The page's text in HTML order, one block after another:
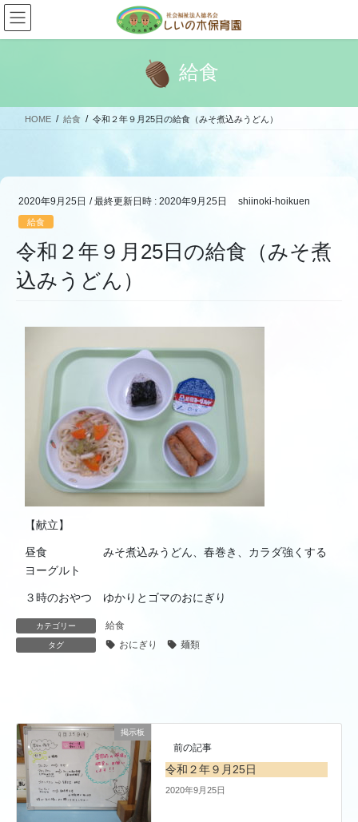
コ
ン
テ
ス
ナ
ビ
ゲ
ン
給食
HOME 給食 令和２年９月25日の給食（みそ煮込みうどん）
2020年9月25日 / 最終更新日時 : 2020年9月25日 shiinoki-hoikuen
給食
令和２年９月25日の給食（みそ煮
込みうどん）
【献立】
昼食 みそ煮込みうどん、春巻き、カラダ強くする
ヨーグルト
３時のおやつ ゆかりとゴマのおにぎり
カテゴリー 給食
タグ おにぎり 麺類
掲示板
前の記事
令和２年９月25日
2020年9月25日